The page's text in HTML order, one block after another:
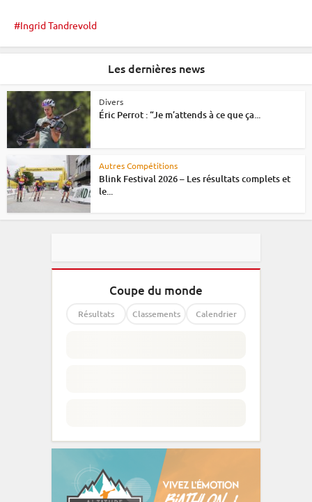
Ingrid Tandrevold
Les dernières news
Divers
Éric Perrot : “Je m’attends à ce que ça...
Autres Compétitions
Blink Festival 2026 – Les résultats complets et
le...
Coupe du monde
Résultats Classements Calendrier